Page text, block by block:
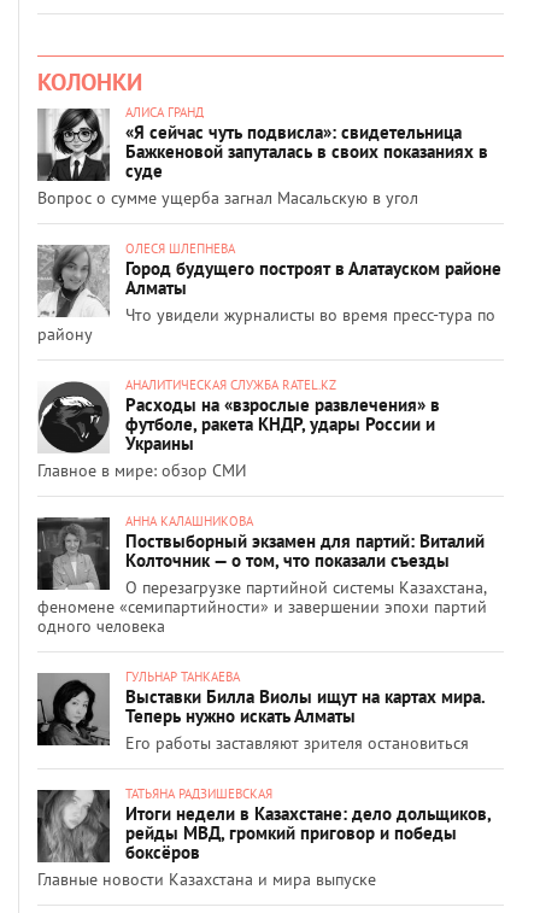
КОЛОНКИ
АЛИСА ГРАНД
«Я сейчас чуть подвисла»: свидетельница
Бажкеновой запуталась в своих показаниях в
суде
Вопрос о сумме ущерба загнал Масальскую в угол
ОЛЕСЯ ШЛЕПНЕВА
Город будущего построят в Алатауском районе
Алматы
Что увидели журналисты во время пресс-тура по
району
АНАЛИТИЧЕСКАЯ СЛУЖБА RATEL.KZ
Расходы на «взрослые развлечения» в
футболе, ракета КНДР, удары России и
Украины
Главное в мире: обзор СМИ
АННА КАЛАШНИКОВА
Поствыборный экзамен для партий: Виталий
Колточник — о том, что показали съезды
О перезагрузке партийной системы Казахстана,
феномене «семипартийности» и завершении эпохи партий
одного человека
ГУЛЬНАР ТАНКАЕВА
Выставки Билла Виолы ищут на картах мира.
Теперь нужно искать Алматы
Его работы заставляют зрителя остановиться
ТАТЬЯНА РАДЗИШЕВСКАЯ
Итоги недели в Казахстане: дело дольщиков,
рейды МВД, громкий приговор и победы
боксёров
Главные новости Казахстана и мира выпуске